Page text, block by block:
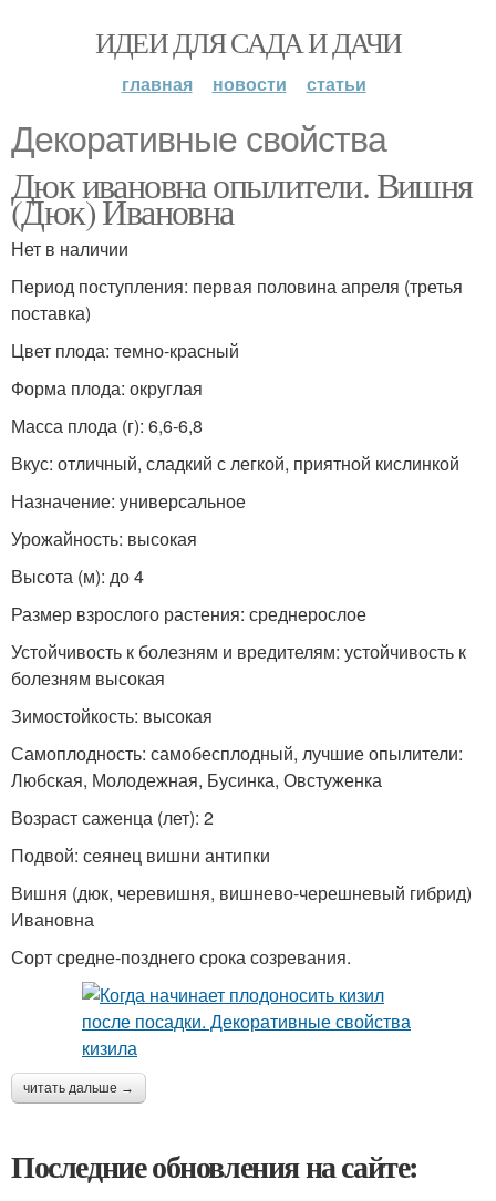
ИДЕИ ДЛЯ САДА И ДАЧИ
главная новости статьи
Декоративные свойства
Дюк ивановна опылители. Вишня
(Дюк) Ивановна
Нет в наличии
Период поступления: первая половина апреля (третья
поставка)
Цвет плода: темно-красный
Форма плода: округлая
Масса плода (г): 6,6-6,8
Вкус: отличный, сладкий с легкой, приятной кислинкой
Назначение: универсальное
Урожайность: высокая
Высота (м): до 4
Размер взрослого растения: среднерослое
Устойчивость к болезням и вредителям: устойчивость к
болезням высокая
Зимостойкость: высокая
Самоплодность: самобесплодный, лучшие опылители:
Любская, Молодежная, Бусинка, Овстуженка
Возраст саженца (лет): 2
Подвой: сеянец вишни антипки
Вишня (дюк, черевишня, вишнево-черешневый гибрид)
Ивановна
Сорт средне-позднего срока созревания.
читать дальше →
Последние обновления на сайте: